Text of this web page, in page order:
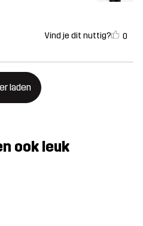
Vind je dit nuttig? 0
laden
ook leuk